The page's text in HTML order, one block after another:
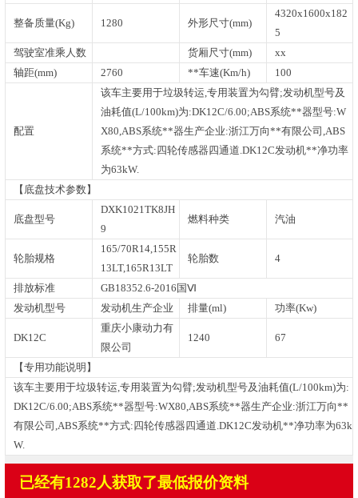
整备质量(Kg) 1280 外形尺寸(mm)
4320x1600x182
5
驾驶室准乘人数
货厢尺寸(mm)
xx
轴距(mm)
2760 **车速(Km/h) 100
配置
该车主要用于垃圾转运,专用装置为勾臂;发动机型号及
油耗值(L/100km)为:DK12C/6.00;ABS系统**器型号:W
X80,ABS系统**器生产企业:浙江万向**有限公司,ABS
系统**方式:四轮传感器四通道.DK12C发动机**净功率
为63kW.
【底盘技术参数】
底盘型号
DXK1021TK8JH
9
燃料种类 汽油
轮胎规格
165/70R14,155R
13LT,165R13LT
轮胎数 4
排放标准
GB18352.6-2016国Ⅵ
发动机型号
发动机生产企业 排量(ml) 功率(Kw)
DK12C
重庆小康动力有
限公司
1240 67
【专用功能说明】
该车主要用于垃圾转运,专用装置为勾臂;发动机型号及油耗值(L/100km)为:
DK12C/6.00;ABS系统**器型号:WX80,ABS系统**器生产企业:浙江万向**
有限公司,ABS系统**方式:四轮传感器四通道.DK12C发动机**净功率为63k
W.
已经有1282人获取了最低报价资料